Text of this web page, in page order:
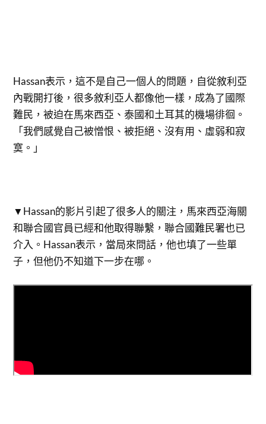
Hassan表示，這不是自己一個人的問題，自從敘利亞
內戰開打後，很多敘利亞人都像他一樣，成為了國際
難民，被迫在馬來西亞、泰國和土耳其的機場徘徊。
「我們感覺自己被憎恨、被拒絕、沒有用、虛弱和寂
寞。」
▼Hassan的影片引起了很多人的關注，馬來西亞海關
和聯合國官員已經和他取得聯繫，聯合國難民署也已
介入。Hassan表示，當局來問話，他也填了一些單
子，但他仍不知道下一步在哪。